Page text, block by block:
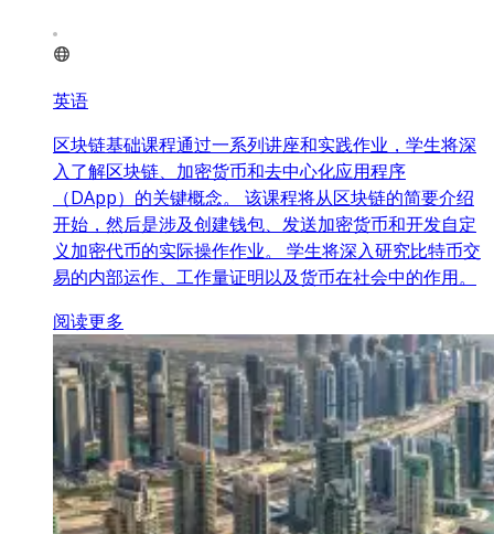
英语
区块链基础课程通过一系列讲座和实践作业，学生将深
入了解区块链、加密货币和去中心化应用程序
（DApp）的关键概念。 该课程将从区块链的简要介绍
开始，然后是涉及创建钱包、发送加密货币和开发自定
义加密代币的实际操作作业。 学生将深入研究比特币交
易的内部运作、工作量证明以及货币在社会中的作用。
阅读更多